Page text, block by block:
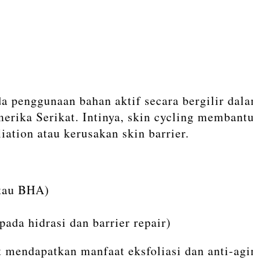
penggunaan bahan aktif secara bergilir
Serikat. Intinya, skin cycling
atau kerusakan skin barrier.
BHA)
hidrasi dan barrier repair)
manfaat eksfoliasi dan anti-